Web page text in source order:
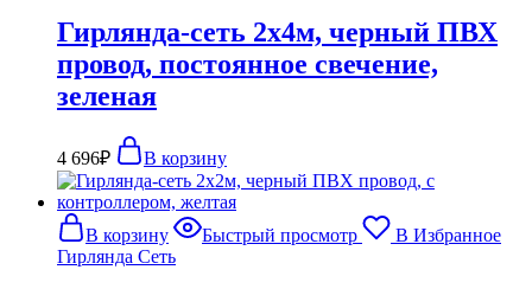
Гирлянда-сеть 2х4м, черный ПВХ
провод, постоянное свечение,
зеленая
4 696₽ В корзину
В корзину Быстрый просмотр
В Избранное
Гирлянда Сеть